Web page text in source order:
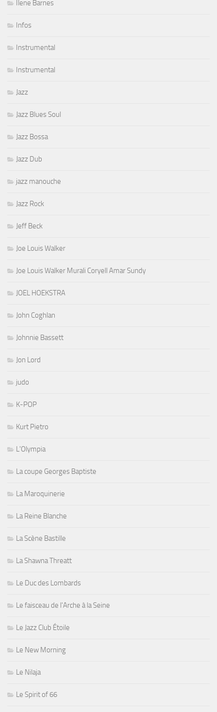
Ilene Barnes
Infos
Instrumental
Instrumental
Jazz
Jazz Blues Soul
Jazz Bossa
Jazz Dub
jazz manouche
Jazz Rock
Jeff Beck
Joe Louis Walker
Joe Louis Walker Murali Coryell Amar Sundy
JOEL HOEKSTRA
John Coghlan
Johnnie Bassett
Jon Lord
judo
K-POP
Kurt Pietro
L'Olympia
La coupe Georges Baptiste
La Maroquinerie
La Reine Blanche
La Scène Bastille
La Shawna Threatt
Le Duc des Lombards
Le faisceau de l'Arche à la Seine
Le Jazz Club Étoile
Le New Morning
Le Nilaja
Le Spirit of 66